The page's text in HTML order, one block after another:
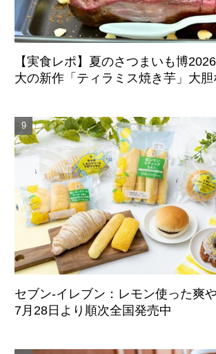
【実食レポ】夏のさつまいも博
大の新作「ティラミス焼き芋」大
セブン‐イレブン：レモン使った爽
7月28日より順次全国発売中